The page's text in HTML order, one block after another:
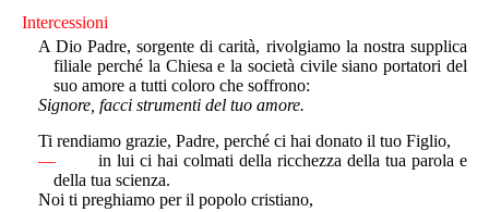
Intercessioni
A Dio Padre, sorgente di carità, rivolgiamo la nostra supplica
filiale perché la Chiesa e la società civile siano portatori del
suo amore a tutti coloro che soffrono:
Signore, facci strumenti del tuo amore.
Ti rendiamo grazie, Padre, perché ci hai donato il tuo Figlio,
—in lui ci hai colmati della ricchezza della tua parola e
della tua scienza.
Noi ti preghiamo per il popolo cristiano,